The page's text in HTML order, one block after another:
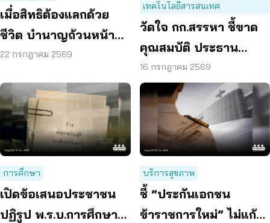
เมื่อสิทธิต้องแลกด้วย
ชีวิต บำนาญถ้วนหน้า
คือคำตอบของสังคมสูง
22 กรกฎาคม 2569
เทคโนโลยีสารสนเทศ
วัดใจ กก.สรรหา ชี้ขาด
คุณสมบัติ ประธาน
กสทช. เปิดทางคนที่ดี
กว่า มาทำหน้าที่
16 กรกฎาคม 2569
การศึกษา
เปิดข้อเสนอประชาชน
ปฏิรูป พ.ร.บ.การศึกษา
บริการสุขภาพ
ชี้ “ประกันเอกชน
ข้าราชการใหม่” ไม่แก้